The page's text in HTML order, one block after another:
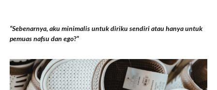
“Sebenarnya, aku minimalis untuk diriku sendiri atau hanya untuk
pemuas nafsu dan ego?”